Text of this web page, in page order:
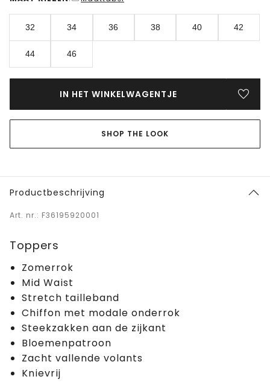
32 34 36 38 40 42
44 46
IN HET WINKELWAGENTJE
SHOP THE LOOK
Productbeschrijving
Art. nr.: F36195920001
Toppers
Zomerrok
Mid Waist
Stretch tailleband
Chiffon met modale onderrok
Steekzakken aan de zijkant
Bloemenpatroon
Zacht vallende volants
Knievrij